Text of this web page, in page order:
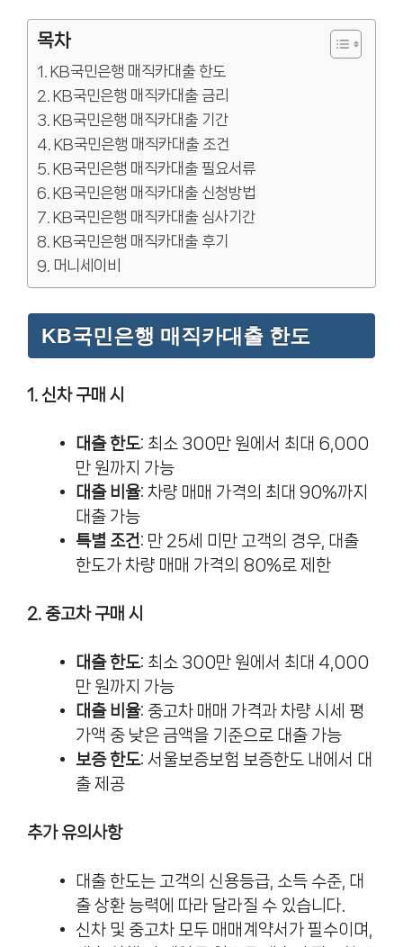
목차
KB국민은행 매직카대출 한도
KB국민은행 매직카대출 금리
KB국민은행 매직카대출 기간
KB국민은행 매직카대출 조건
KB국민은행 매직카대출 필요서류
KB국민은행 매직카대출 신청방법
KB국민은행 매직카대출 심사기간
KB국민은행 매직카대출 후기
머니세이비
KB국민은행 매직카대출 한도
1. 신차 구매 시
대출 한도: 최소 300만 원에서 최대 6,000
만 원까지 가능
대출 비율: 차량 매매 가격의 최대 90%까지
대출 가능
특별 조건: 만 25세 미만 고객의 경우, 대출
한도가 차량 매매 가격의 80%로 제한
2. 중고차 구매 시
대출 한도: 최소 300만 원에서 최대 4,000
만 원까지 가능
대출 비율: 중고차 매매 가격과 차량 시세 평
가액 중 낮은 금액을 기준으로 대출 가능
보증 한도: 서울보증보험 보증한도 내에서 대
출 제공
추가 유의사항
대출 한도는 고객의 신용등급, 소득 수준, 대
출 상환 능력에 따라 달라질 수 있습니다.
신차 및 중고차 모두 매매계약서가 필수이며,